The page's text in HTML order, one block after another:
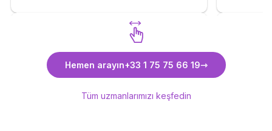
Sevgican Sabri uzmanımızı
keşfedinHemen arayın+33 1 75 75 66 19
Tüm uzmanlarımızı keşfedin